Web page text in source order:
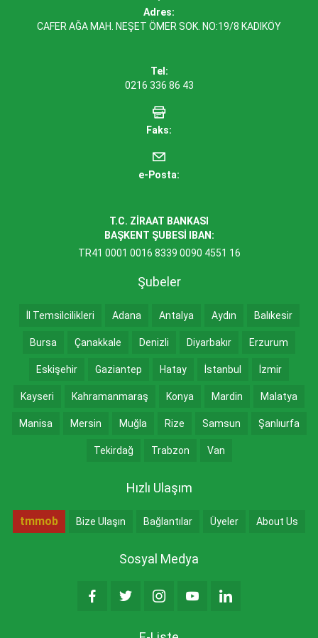
Adres:
CAFER AĞA MAH. NEŞET ÖMER SOK. NO:19/8 KADIKÖY
Tel:
0216 336 86 43
Faks:
e-Posta:
T.C. ZİRAAT BANKASI
BAŞKENT ŞUBESİ IBAN:
TR41 0001 0016 8339 0090 4551 16
Şubeler
İl Temsilcilikleri Adana Antalya Aydın Balıkesir
Bursa Çanakkale Denizli Diyarbakır Erzurum
Eskişehir Gaziantep Hatay İstanbul İzmir
Kayseri Kahramanmaraş Konya Mardin Malatya
Manisa Mersin Muğla Rize Samsun Şanlıurfa
Tekirdağ Trabzon Van
Hızlı Ulaşım
tmmob Bize Ulaşın Bağlantılar Üyeler About Us
Sosyal Medya